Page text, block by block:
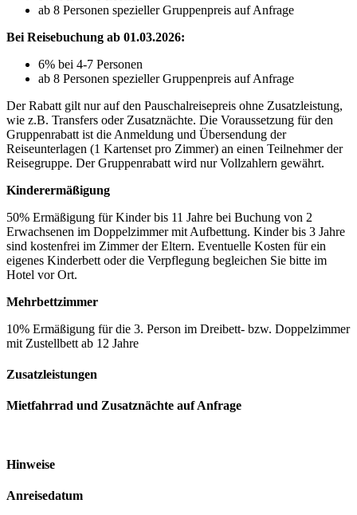
ab 8 Personen spezieller Gruppenpreis auf Anfrage
Bei Reisebuchung ab 01.03.2026:
6% bei 4-7 Personen
ab 8 Personen spezieller Gruppenpreis auf Anfrage
Der Rabatt gilt nur auf den Pauschalreisepreis ohne Zusatzleistung,
wie z.B. Transfers oder Zusatznächte. Die Voraussetzung für den
Gruppenrabatt ist die Anmeldung und Übersendung der
Reiseunterlagen (1 Kartenset pro Zimmer) an einen Teilnehmer der
Reisegruppe. Der Gruppenrabatt wird nur Vollzahlern gewährt.
Kinderermäßigung
50% Ermäßigung für Kinder bis 11 Jahre bei Buchung von 2
Erwachsenen im Doppelzimmer mit Aufbettung. Kinder bis 3 Jahre
sind kostenfrei im Zimmer der Eltern. Eventuelle Kosten für ein
eigenes Kinderbett oder die Verpflegung begleichen Sie bitte im
Hotel vor Ort.
Mehrbettzimmer
10% Ermäßigung für die 3. Person im Dreibett- bzw. Doppelzimmer
mit Zustellbett ab 12 Jahre
Zusatzleistungen
Mietfahrrad und Zusatznächte auf Anfrage
Hinweise
Anreisedatum